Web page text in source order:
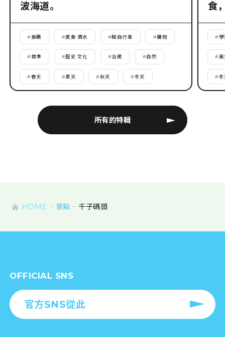
所有的特輯
波海道。
#推薦 #美食·酒水 #騎自行車 #購物
#標準 #歷史·文化 #治癒 #自然
#春天 #夏天 #秋天 #冬天
食
# 學
#美
#冬
HOME 景點 千子碼頭
OFFICIAL SNS
官方SNS從此